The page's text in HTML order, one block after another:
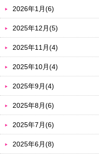
2026年1月(6)
2025年12月(5)
2025年11月(4)
2025年10月(4)
2025年9月(4)
2025年8月(6)
2025年7月(6)
2025年6月(8)